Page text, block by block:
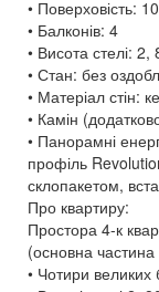
• Поверховість: 10
• Балконів: 4
• Висота стелі: 2,
• Стан: без
• Матеріал стін:
• Камін
• Панорамні
профіль
склопакетом,
Про квартиру:
Простора 4-к
(основна частина
• Чотири великих